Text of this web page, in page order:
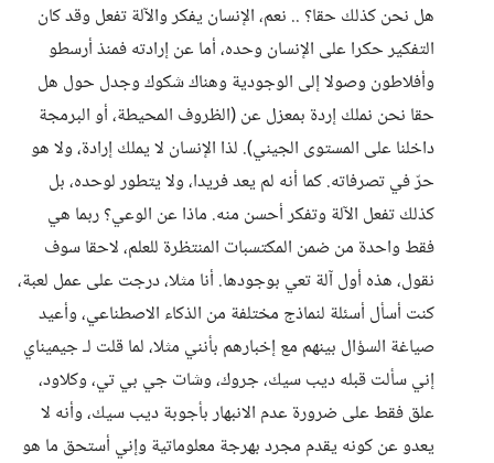
هل نحن كذلك حقا؟ .. نعم، الإنسان يفكر والآلة تفعل وقد كان
التفكير حكرا على الإنسان وحده، أما عن إرادته فمنذ أرسطو
وأفلاطون وصولا إلى الوجودية وهناك شكوك وجدل حول هل
حقا نحن نملك إردة بمعزل عن (الظروف المحيطة، أو البرمجة
داخلنا على المستوى الجيني). لذا الإنسان لا يملك إرادة، ولا هو
حرّ في تصرفاته. كما أنه لم يعد فريدا، ولا يتطور لوحده، بل
كذلك تفعل الآلة وتفكر أحسن منه. ماذا عن الوعي؟ ربما هي
فقط واحدة من ضمن المكتسبات المنتظرة للعلم، لاحقا سوف
نقول، هذه أول آلة تعي بوجودها. أنا مثلا، درجت على عمل لعبة،
كنت أسأل أسئلة لنماذج مختلفة من الذكاء الاصطناعي، وأعيد
صياغة السؤال بينهم مع إخبارهم بأنني مثلا، لما قلت لـ جيميناي
إني سألت قبله ديب سيك، جروك، وشات جي بي تي، وكلاود،
علق فقط على ضرورة عدم الانبهار بأجوبة ديب سيك، وأنه لا
يعدو عن كونه يقدم مجرد بهرجة معلوماتية وإني أستحق ما هو